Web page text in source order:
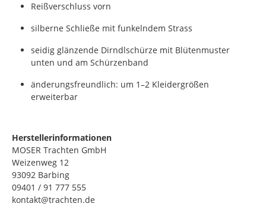
Reißverschluss vorn
silberne Schließe mit funkelndem Strass
seidig glänzende Dirndlschürze mit Blütenmuster
unten und am Schürzenband
änderungsfreundlich: um 1–2 Kleidergrößen
erweiterbar
Herstellerinformationen
MOSER Trachten GmbH
Weizenweg 12
93092 Barbing
09401 / 91 777 555
kontakt@trachten.de